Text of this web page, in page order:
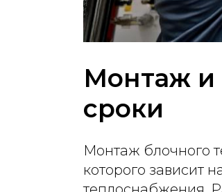
Монтаж и
сроки
Монтаж блочного
которого зависит